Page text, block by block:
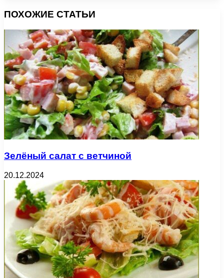
ПОХОЖИЕ СТАТЬИ
Зелёный салат с ветчиной
20.12.2024